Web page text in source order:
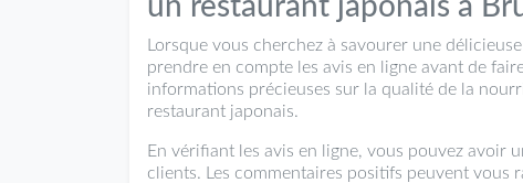
un restaurant japonais à
Lorsque vous cherchez à savourer une
prendre en compte les avis en ligne avant de
informations précieuses sur la qualité de la
restaurant japonais.
En vérifiant les avis en ligne, vous pouvez avoir
clients. Les commentaires positifs peuvent vous